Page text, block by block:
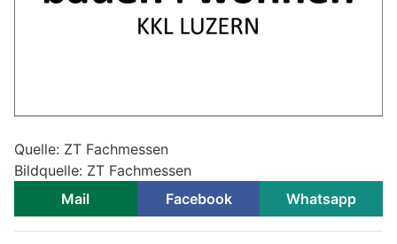
Quelle: ZT Fachmessen
Bildquelle: ZT Fachmessen
Mail
Facebook Whatsapp